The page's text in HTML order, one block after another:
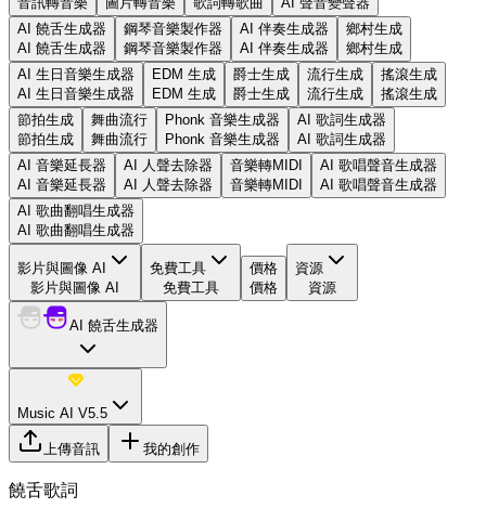
AI 饒舌生成器
AI 饒舌生成器
鋼琴音樂製作器
鋼琴音樂製作器
AI 伴奏生成器
AI 伴奏生成器
鄉村生成
鄉村生成
AI 生日音樂生成器
AI 生日音樂生成器
EDM 生成
EDM 生成
爵士生成
爵士生成
流行生成
流行生成
搖滾生成
搖滾生成
節拍生成
節拍生成
舞曲流行
舞曲流行
Phonk 音樂生成器
Phonk 音樂生成器
AI 歌詞生成器
AI 歌詞生成器
AI 音樂延長器
AI 音樂延長器
AI 人聲去除器
AI 人聲去除器
音樂轉MIDI
音樂轉MIDI
AI 歌唱聲音生成器
AI 歌唱聲音生成器
AI 歌曲翻唱生成器
AI 歌曲翻唱生成器
影片與圖像 AI
影片與圖像 AI
免費工具
免費工具
價格
價格
資源
資源
AI 饒舌生成器
Music AI V5.5
上傳音訊 我的創作
饒舌歌詞